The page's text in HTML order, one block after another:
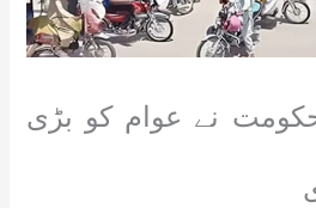
نے عوام کو بڑی